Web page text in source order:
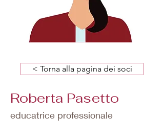
< Torna alla pagina dei soci
Roberta Pasetto
educatrice professionale